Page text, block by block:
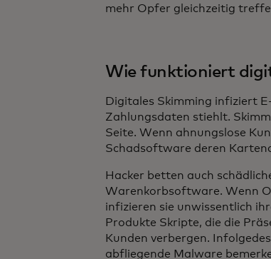
mehr Opfer gleichzeitig
Wie funktioniert
Digitales Skimming infiziert
Zahlungsdaten stiehlt.
Seite. Wenn ahnungslose
Schadsoftware deren
Hacker betten auch
Warenkorbsoftware. Wenn
infizieren sie unwissentlich
Produkte Skripte, die die
Kunden verbergen.
abfliegende Malware